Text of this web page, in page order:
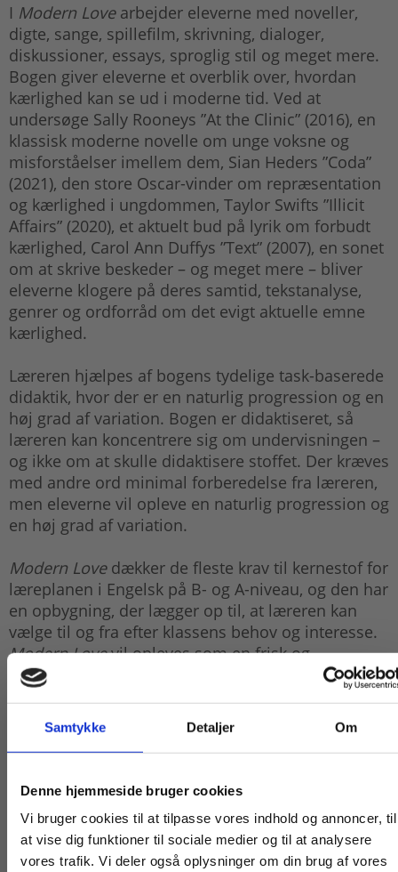
Samtykke Detaljer Om
Denne hjemmeside bruger cookies
Vi bruger cookies til at tilpasse vores indhold og annoncer, til
at vise dig funktioner til sociale medier og til at analysere
vores trafik. Vi deler også oplysninger om din brug af vores
I Modern Lovearbejder eleverne med noveller,
digte, sange, spillefilm, skrivning, dialoger,
diskussioner, essays, sproglig stil og meget mere.
Bogen giver eleverne et overblik over, hvordan
kærlighed kan se ud i moderne tid. Ved at
undersøge Sally Rooneys ”At the Clinic” (2016), en
klassisk moderne novelle om unge voksne og
misforståelser imellem dem, Sian Heders ”Coda”
(2021), den store Oscar-vinder om repræsentation
og kærlighed i ungdommen, Taylor Swifts ”Illicit
Affairs” (2020), et aktuelt bud på lyrik om forbudt
kærlighed, Carol Ann Duffys ”Text” (2007), en sonet
om at skrive beskeder – og meget mere – bliver
eleverne klogere på deres samtid, tekstanalyse,
genrer og ordforråd om det evigt aktuelle emne
kærlighed.
Læreren hjælpes af bogens tydelige task-baserede
didaktik, hvor der er en naturlig progression og en
høj grad af variation. Bogen er didaktiseret, så
læreren kan koncentrere sig om undervisningen –
og ikke om at skulle didaktisere stoffet. Der kræves
med andre ord minimal forberedelse fra læreren,
men eleverne vil opleve en naturlig progression og
en høj grad af variation.
Modern Lovedækker de fleste krav til kernestof for
læreplanen i Engelsk på B- og A-niveau, og den har
en opbygning, der lægger op til, at læreren kan
vælge til og fra efter klassens behov og interesse.
Modern Lovevil opleves som en frisk og
indbydende arbejdsbog til tiden og til tidens
Køb læremidler og find masterclasses mm.
Fortsæt som: